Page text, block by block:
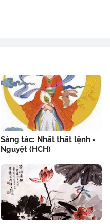
Sáng tác: Nhất thất lệnh -
Nguyệt (HCH)